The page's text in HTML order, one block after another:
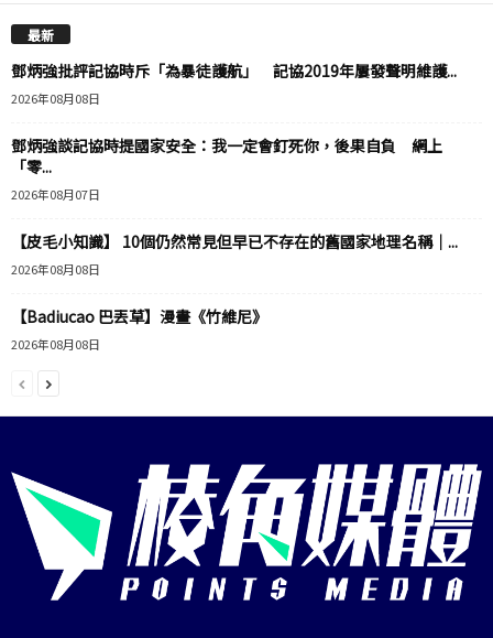
最新
鄧炳強批評記協時斥「為暴徒護航」 記協2019年屢發聲明維護...
2026年08月08日
鄧炳強談記協時提國家安全：我一定會釘死你，後果自負 網上
「零...
2026年08月07日
【皮毛小知識】 10個仍然常見但早已不存在的舊國家地理名稱｜...
2026年08月08日
【Badiucao 巴丟草】漫畫《竹維尼》
2026年08月08日